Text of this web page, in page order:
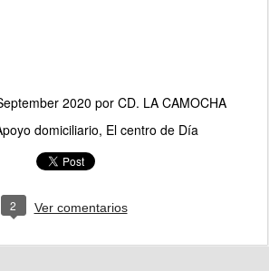
2020 por CD. LA CAMOCHA
domiciliario El centro de Día
2 Ver comentarios